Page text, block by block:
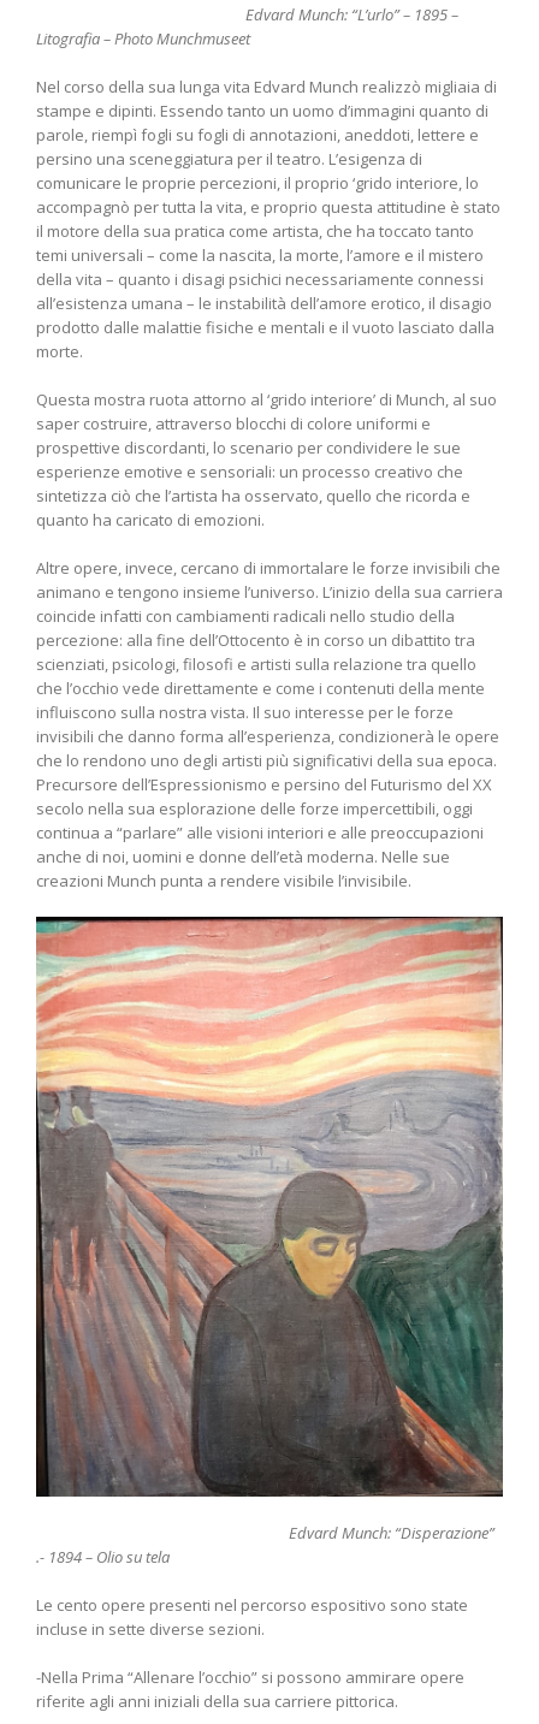
Edvard Munch: “L’urlo” – 1895 –
Litografia – Photo Munchmuseet
Nel corso della sua lunga vita Edvard Munch realizzò migliaia di
stampe e dipinti. Essendo tanto un uomo d’immagini quanto di
parole, riempì fogli su fogli di annotazioni, aneddoti, lettere e
persino una sceneggiatura per il teatro. L’esigenza di
comunicare le proprie percezioni, il proprio ‘grido interiore, lo
accompagnò per tutta la vita, e proprio questa attitudine è stato
il motore della sua pratica come artista, che ha toccato tanto
temi universali – come la nascita, la morte, l’amore e il mistero
della vita – quanto i disagi psichici necessariamente connessi
all’esistenza umana – le instabilità dell’amore erotico, il disagio
prodotto dalle malattie fisiche e mentali e il vuoto lasciato dalla
morte.
Questa mostra ruota attorno al ‘grido interiore’ di Munch, al suo
saper costruire, attraverso blocchi di colore uniformi e
prospettive discordanti, lo scenario per condividere le sue
esperienze emotive e sensoriali: un processo creativo che
sintetizza ciò che l’artista ha osservato, quello che ricorda e
quanto ha caricato di emozioni.
Altre opere, invece, cercano di immortalare le forze invisibili che
animano e tengono insieme l’universo. L’inizio della sua carriera
coincide infatti con cambiamenti radicali nello studio della
percezione: alla fine dell’Ottocento è in corso un dibattito tra
scienziati, psicologi, filosofi e artisti sulla relazione tra quello
che l’occhio vede direttamente e come i contenuti della mente
influiscono sulla nostra vista. Il suo interesse per le forze
invisibili che danno forma all’esperienza, condizionerà le opere
che lo rendono uno degli artisti più significativi della sua epoca.
Precursore dell’Espressionismo e persino del Futurismo del XX
secolo nella sua esplorazione delle forze impercettibili, oggi
continua a “parlare” alle visioni interiori e alle preoccupazioni
anche di noi, uomini e donne dell’età moderna. Nelle sue
creazioni Munch punta a rendere visibile l’invisibile.
Edvard Munch: “Disperazione”
.- 1894 – Olio su tela
Le cento opere presenti nel percorso espositivo sono state
incluse in sette diverse sezioni.
-Nella Prima “Allenare l’occhio” si possono ammirare opere
riferite agli anni iniziali della sua carriere pittorica.